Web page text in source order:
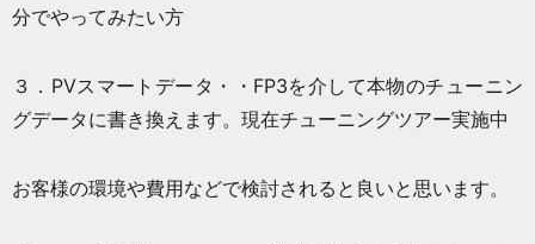
分でやってみたい方
３．PVスマートデータ・・FP3を介して本物のチューニン
グデータに書き換えます。現在チューニングツアー実施中
お客様の環境や費用などで検討されると良いと思います。